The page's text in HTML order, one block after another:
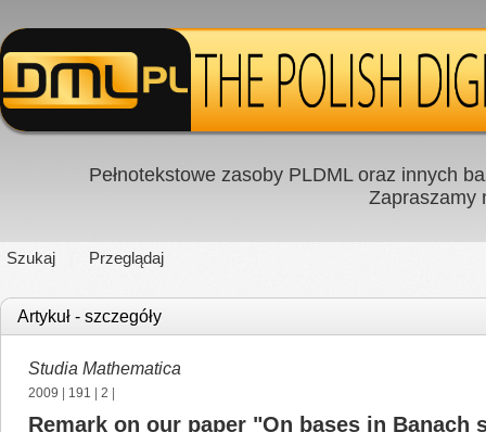
Pełnotekstowe zasoby PLDML oraz innych
Zapraszamy
Szukaj Przeglądaj
Artykuł - szczegóły
Studia Mathematica
2009 191 2
Remark on our paper "On bases in Banach